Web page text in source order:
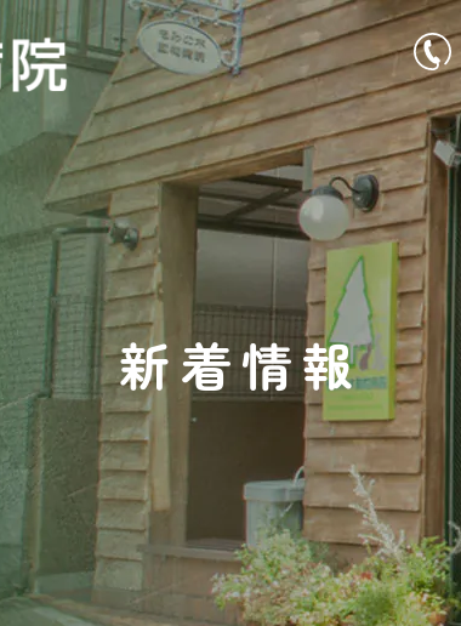
新着情報